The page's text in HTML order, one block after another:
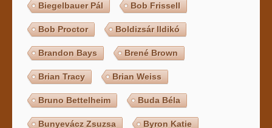
Biegelbauer Pál Bob Frissell
Bob Proctor Boldizsár Ildikó
Brandon Bays Brené Brown
Brian Tracy Brian Weiss
Bruno Bettelheim Buda Béla
Bunyevácz Zsuzsa Byron Katie